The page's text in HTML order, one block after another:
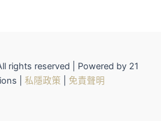
rights reserved | Powered by 21
| 私隱政策 免責聲明